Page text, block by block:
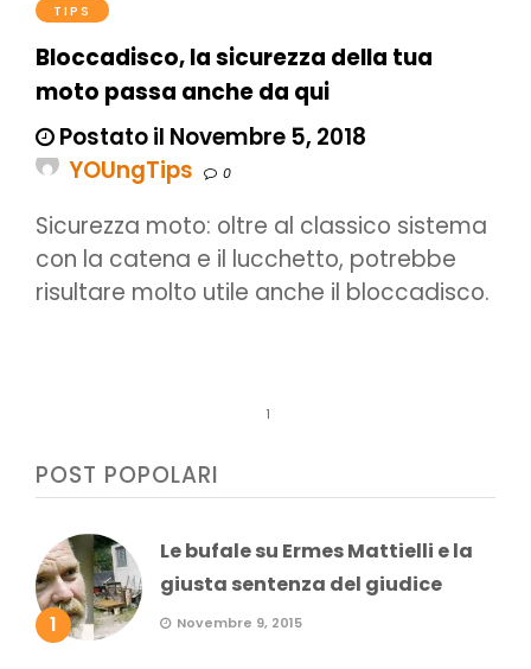
TIPS
Bloccadisco, la sicurezza della tua
moto passa anche da qui
Postato il Novembre 5, 2018
YOUngTips
0
Sicurezza moto: oltre al classico sistema
con la catena e il lucchetto, potrebbe
risultare molto utile anche il bloccadisco.
1
POST POPOLARI
1
Le bufale su Ermes Mattielli e la
giusta sentenza del giudice
Novembre 9, 2015